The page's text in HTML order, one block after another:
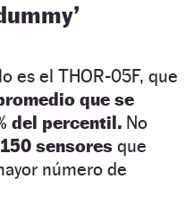
es el THOR-05F, que
que se
del percentil. No
150 sensores que
número de